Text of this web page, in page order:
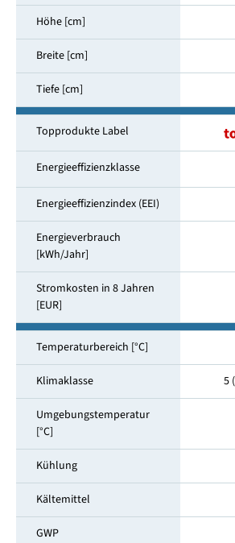
Höhe [cm]
Breite [cm]
Tiefe [cm]
Topprodukte Label
Energieeffizienzklasse
Energieeffizienzindex (EEI)
Energieverbrauch
[kWh/Jahr]
Stromkosten in 8 Jahren
[EUR]
Temperaturbereich [°C]
Klimaklasse 5
Umgebungstemperatur
[°C]
Kühlung
Kältemittel
GWP